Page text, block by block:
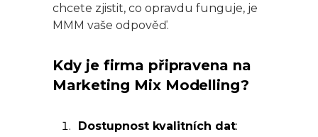
chcete zjistit, co opravdu funguje, je
MMM vaše odpověď.
Kdy je firma připravena na
Marketing Mix Modelling?
Dostupnost kvalitních dat: